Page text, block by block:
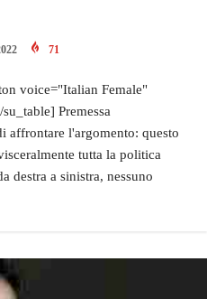
71
voice="Italian Female"
Premessa
affrontare l'argomento: questo
tutta la politica
destra a sinistra, nessuno